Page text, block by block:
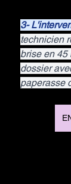
3-
technicien
brise en 45
dossier
paperasse